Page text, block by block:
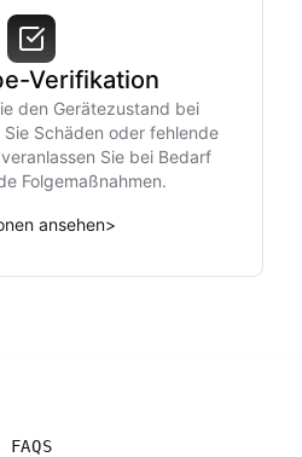
Verifikation
den Gerätezustand bei
Schäden oder fehlende
Sie bei Bedarf
Folgemaßnahmen.
ansehen>
FAQS